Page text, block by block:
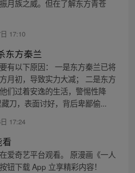
月族之威。但在了解东方青苍
17:10
东方秦兰
有以下原因： 一是东方秦兰已将
月初，导致实力大减； 二是东方
们过着安逸的生活，警惕性降
刀，表面讨好，背后卑鄙偷...
17:24
爱奇艺平台观看。 原漫画《一人
钮下载 App 立享精彩内容！